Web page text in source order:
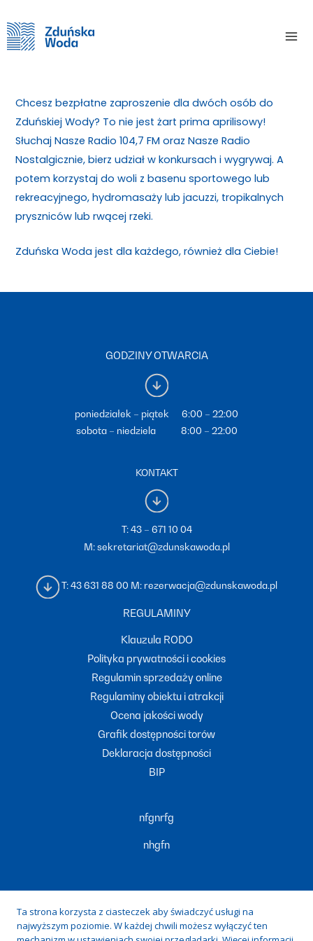
to
content
Chcesz bezpłatne zaproszenie dla dwóch osób do
Zduńskiej Wody? To nie jest żart prima aprilisowy!
Słuchaj Nasze Radio 104,7 FM oraz Nasze Radio
Nostalgicznie, bierz udział w konkursach i wygrywaj. A
potem korzystaj do woli z basenu sportowego lub
rekreacyjnego, hydromasaży lub jacuzzi, tropikalnych
pryszniców lub rwącej rzeki.
Zduńska Woda jest dla każdego, również dla Ciebie!
GODZINY OTWARCIA
poniedziałek – piątek 6:00 – 22:00
sobota – niedziela 8:00 – 22:00
KONTAKT
T:43 – 671 10 04
M:sekretariat@zdunskawoda.pl
T:43 631 88 00 M: rezerwacja@zdunskawoda.pl
REGULAMINY
Klauzula RODO
Polityka prywatności i cookies
Regulamin sprzedaży online
Regulaminy obiektu i atrakcji
Ocena jakości wody
Grafik dostępności torów
Deklaracja dostępności
BIP
nfgnrfg
nhgfn
Zduńska Woda, ul. prof. Tadeusza Kobusiewicza 20, 98-220
Ta strona korzysta z ciasteczek aby świadczyć usługi na
najwyższym poziomie. W każdej chwili możesz wyłączyć ten